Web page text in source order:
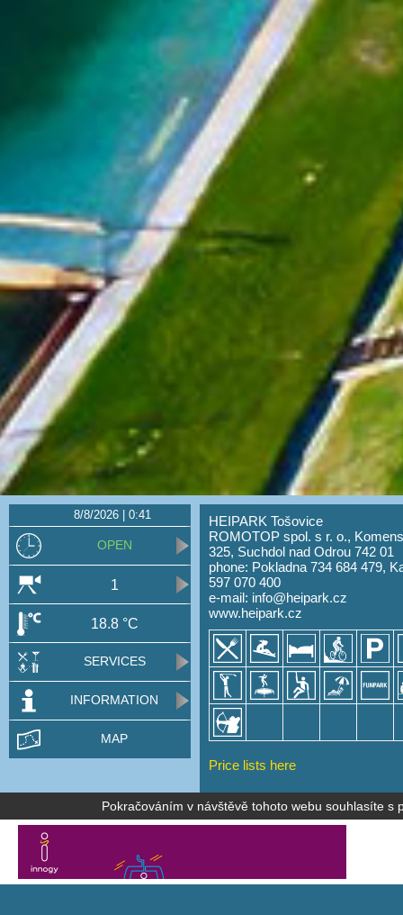
HEIPARK Tošovice
ROMOTOP spol. s r. o.,
325, Suchdol nad Odrou 742 01
phone: Pokladna 734 684 479,
597 070 400
e-mail: info@heipark.cz
www.heipark.cz
Price lists here
8/8/2026 | 0:41
OPEN
1
18.8 °C
SERVICES
INFORMATION
MAP
Pokračováním v návštěvě tohoto webu souhlasíte